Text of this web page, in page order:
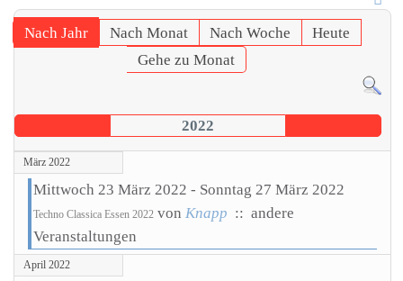
Nach Jahr Nach Monat Nach Woche
Heute
Gehe zu Monat
2022
März 2022
Mittwoch 23 März 2022 - Sonntag 27 März 2022
Techno Classica Essen 2022 von Knapp :: andere
Veranstaltungen
April 2022